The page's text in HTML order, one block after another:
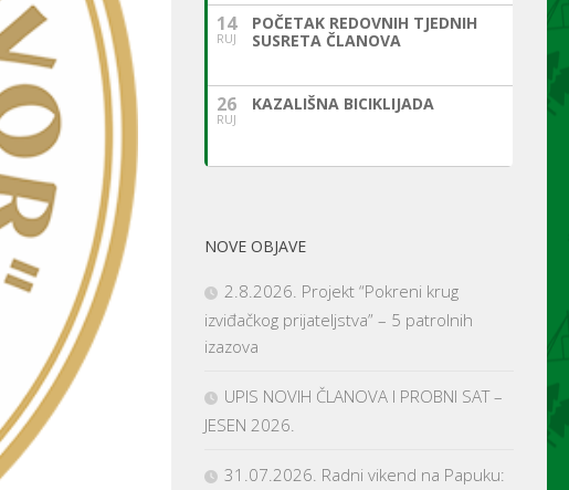
14
RUJ
POČETAK REDOVNIH TJEDNIH
SUSRETA ČLANOVA
26
RUJ
KAZALIŠNA BICIKLIJADA
NOVE OBJAVE
2.8.2026. Projekt “Pokreni krug
izviđačkog prijateljstva” – 5 patrolnih
izazova
UPIS NOVIH ČLANOVA I PROBNI SAT –
JESEN 2026.
31.07.2026. Radni vikend na Papuku: